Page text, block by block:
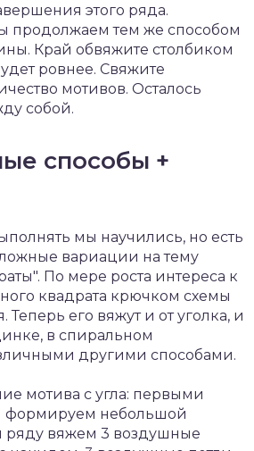
этого ряда.
продолжаем тем же способом
Край обвяжите столбиком
ровнее. Свяжите
мотивов. Осталось
собой.
способы +
мы научились, но есть
вариации на тему
По мере роста интереса к
квадрата крючком схемы
Теперь его вяжут и от уголка, и
в спиральном
другими способами.
мотива с угла: первыми
формируем небольшой
ряду вяжем 3 воздушные